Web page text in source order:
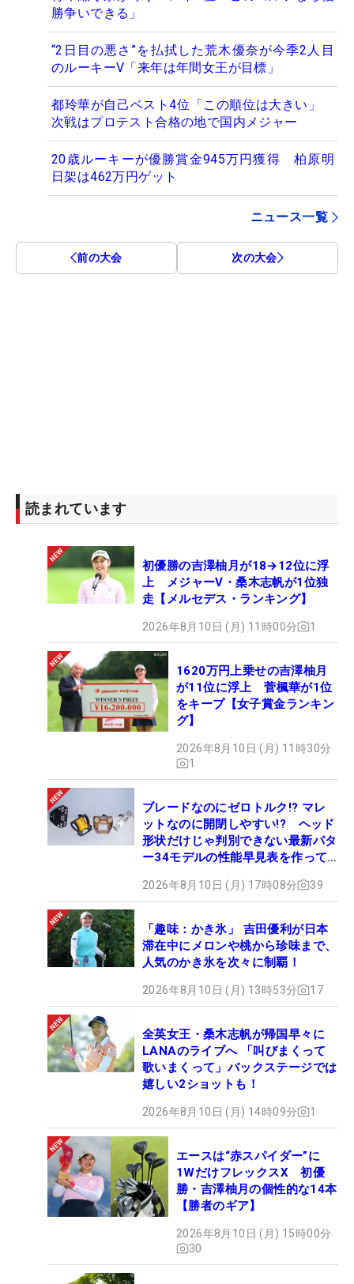
勝争いできる」
“2日目の悪さ”を払拭した荒木優奈が今季2人目
のルーキーV「来年は年間女王が目標」
都玲華が自己ベスト4位「この順位は大きい」
次戦はプロテスト合格の地で国内メジャー
20歳ルーキーが優勝賞金945万円獲得 柏原明
日架は462万円ゲット
ニュース一覧
前の大会 次の大会
読まれています
初優勝の吉澤柚月が18→12位に浮
上 メジャーV・桑木志帆が1位独
走【メルセデス・ランキング】
2026年8月10日 (月) 11時00分 1
1620万円上乗せの吉澤柚月
が11位に浮上 菅楓華が1位
をキープ【女子賞金ランキン
グ】
2026年8月10日 (月) 11時30分
1
ブレードなのにゼロトルク!? マレ
ットなのに開閉しやすい!? ヘッド
形状だけじゃ判別できない最新パタ
ー34モデルの性能早見表を作って
2026年8月10日 (月) 17時08分 39
「趣味：かき氷」 吉田優利が日本
滞在中にメロンや桃から珍味まで、
人気のかき氷を次々に制覇！
2026年8月10日 (月) 13時53分 17
全英女王・桑木志帆が帰国早々に
LANAのライブへ 「叫びまくって
歌いまくって」バックステージでは
嬉しい2ショットも！
2026年8月10日 (月) 14時09分 1
エースは“赤スパイダー”に
1WだけフレックスX 初優
勝・吉澤柚月の個性的な14本
【勝者のギア】
2026年8月10日 (月) 15時00分
30